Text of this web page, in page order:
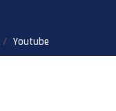
Youtube